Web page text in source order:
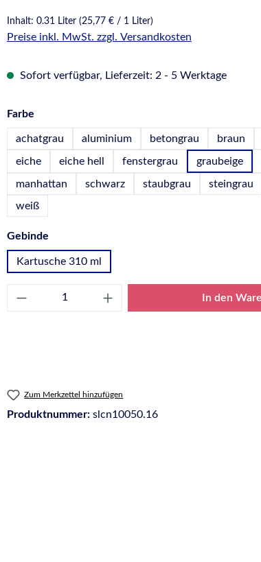
Inhalt: 0.31 Liter (25,77 € / 1 Liter)
Preise inkl. MwSt. zzgl. Versandkosten
Sofort verfügbar, Lieferzeit: 2 - 5 Werktage
Farbe
achatgrau aluminium betongrau braun
eiche eiche hell fenstergrau graubeige
manhattan schwarz staubgrau steingrau
weiß
Gebinde
Kartusche 310 ml
Produkt Anzahl: Gib den In den
Zum Merkzettel hinzufügen
Produktnummer: slcn10050.16